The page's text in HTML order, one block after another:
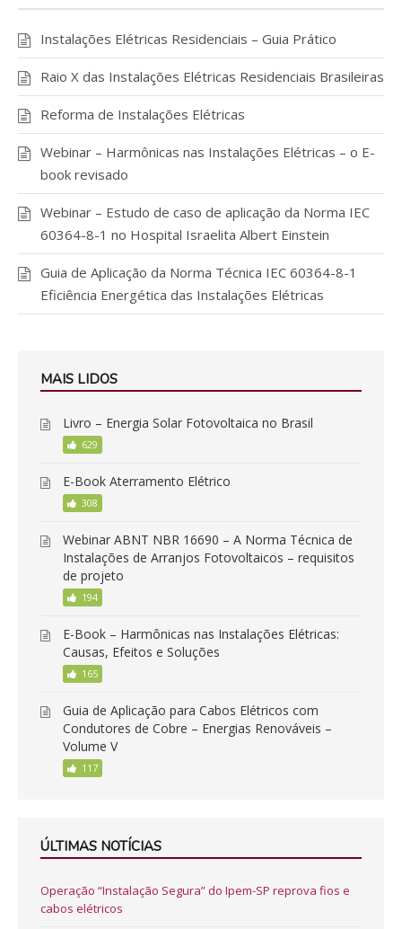
Instalações Elétricas Residenciais – Guia Prático
Raio X das Instalações Elétricas Residenciais Brasileiras
Reforma de Instalações Elétricas
Webinar – Harmônicas nas Instalações Elétricas – o E-
book revisado
Webinar – Estudo de caso de aplicação da Norma IEC
60364-8-1 no Hospital Israelita Albert Einstein
Guia de Aplicação da Norma Técnica IEC 60364-8-1
Eficiência Energética das Instalações Elétricas
MAIS LIDOS
Livro – Energia Solar Fotovoltaica no Brasil
629
E-Book Aterramento Elétrico
308
Webinar ABNT NBR 16690 – A Norma Técnica de
Instalações de Arranjos Fotovoltaicos – requisitos
de projeto
194
E-Book – Harmônicas nas Instalações Elétricas:
Causas, Efeitos e Soluções
165
Guia de Aplicação para Cabos Elétricos com
Condutores de Cobre – Energias Renováveis –
Volume V
117
ÚLTIMAS NOTÍCIAS
Operação “Instalação Segura” do Ipem-SP reprova fios e
cabos elétricos